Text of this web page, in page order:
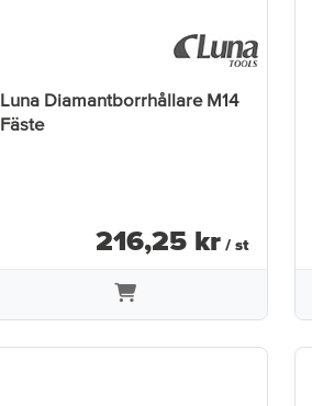
Luna Diamantborrhållare M14
Fäste
216,25 kr / st